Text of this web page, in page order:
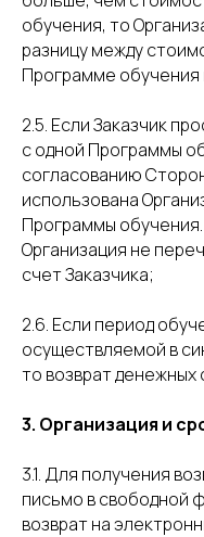
обучения, то
разницу между
Программе обучения
2.5. Если Заказчик
с одной Программы
согласованию
использована
Программы
Организация не
счет Заказчика;
2.6. Если период
осуществляемой в
то возврат денежных
3. Организация и
3.1. Для получения
письмо в свободной
возврат на